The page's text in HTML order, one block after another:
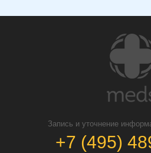
Запись и уточнение
+7 (495)